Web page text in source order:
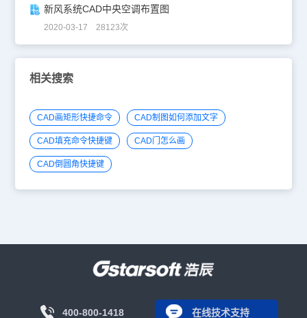
新风系统CAD中央空调布置图
2020-03-17 28123次
相关搜索
CAD画矩形快捷命令 CAD制图如何添加文字
CAD填充命令快捷键 CAD门怎么画
CAD倒圆角快捷键
400-800-1418 在线技术支持